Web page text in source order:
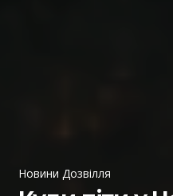
Новини Дозвілля